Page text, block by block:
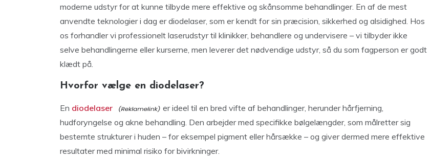
moderne udstyr for at kunne tilbyde mere effektive og skånsomme behandlinger. En af de mest
anvendte teknologier i dag er diodelaser, som er kendt for sin præcision, sikkerhed og alsidighed. Hos
os forhandler vi professionelt laserudstyr til klinikker, behandlere og undervisere – vi tilbyder ikke
selve behandlingerne eller kurserne, men leverer det nødvendige udstyr, så du som fagperson er godt
klædt på.
Hvorfor vælge en diodelaser?
En diodelaser
er ideel til en bred vifte af behandlinger, herunder hårfjerning,
hudforyngelse og akne behandling. Den arbejder med specifikke bølgelængder, som målretter sig
bestemte strukturer i huden – for eksempel pigment eller hårsække – og giver dermed mere effektive
resultater med minimal risiko for bivirkninger.